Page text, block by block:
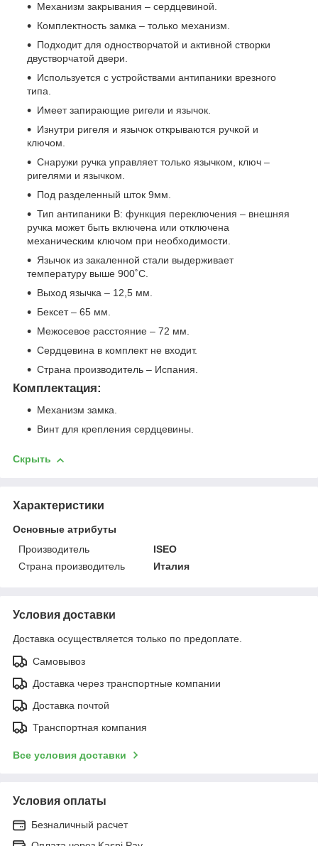
Механизм закрывания – сердцевиной.
Комплектность замка – только механизм.
Подходит для одностворчатой ​​и активной створки
двустворчатой ​​двери.
Используется с устройствами антипаники врезного
типа.
Имеет запирающие ригели и язычок.
Изнутри ригеля и язычок открываются ручкой и
ключом.
Снаружи ручка управляет только язычком, ключ –
ригелями и язычком.
Под разделенный шток 9мм.
Тип антипаники В: функция переключения – внешняя
ручка может быть включена или отключена
механическим ключом при необходимости.
Язычок из закаленной стали выдерживает
температуру выше 900˚С.
Выход язычка – 12,5 мм.
Бексет – 65 мм.
Межосевое расстояние – 72 мм.
Сердцевина в комплект не входит.
Страна производитель – Испания.
Комплектация:
Механизм замка.
Винт для крепления сердцевины.
Скрыть
Характеристики
Основные атрибуты
Производитель
ISEO
Страна производитель
Италия
Условия доставки
Доставка осуществляется только по предоплате.
Самовывоз
Доставка через транспортные компании
Доставка почтой
Транспортная компания
Все условия доставки
Условия оплаты
Безналичный расчет